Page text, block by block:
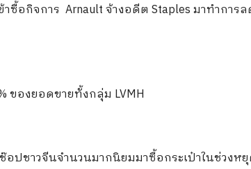
าซื้อกิจการ Arnault จ้างอดีต Staples มาทำการ
ของยอดขายทั้งกลุ่ม LVMH
อปชาวจีนจำนวนมากนิยมมาซื้อกระเป๋าในช่วงห